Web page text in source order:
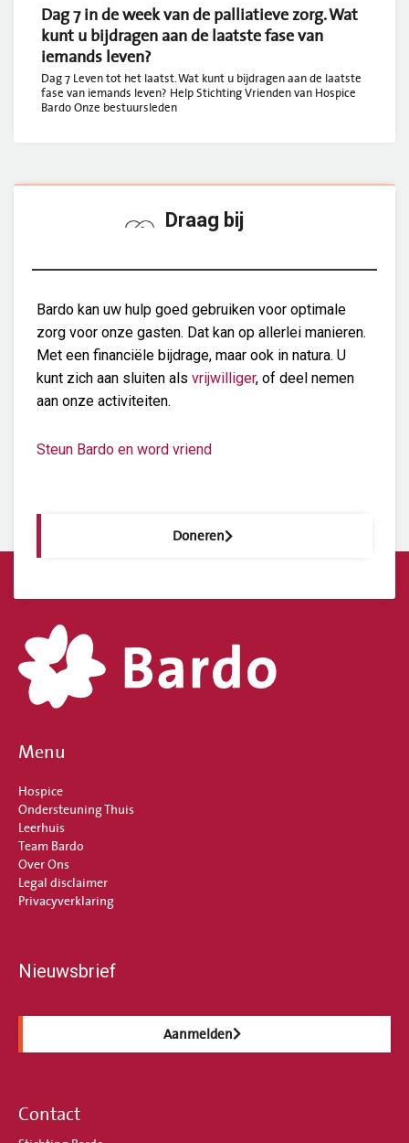
Dag 7 in de week van de palliatieve zorg. Wat
kunt u bijdragen aan de laatste fase van
iemands leven?
Dag 7 Leven tot het laatst. Wat kunt u bijdragen aan de laatste
fase van iemands leven? Help Stichting Vrienden van Hospice
Bardo Onze bestuursleden
Draag bij
Bardo kan uw hulp goed gebruiken voor optimale
zorg voor onze gasten. Dat kan op allerlei manieren.
Met een financiële bijdrage, maar ook in natura. U
kunt zich aan sluiten als vrijwilliger, of deel nemen
aan onze activiteiten.
Steun Bardo en word vriend
Doneren
Menu
Hospice
Ondersteuning Thuis
Leerhuis
Team Bardo
Over Ons
Legal disclaimer
Privacyverklaring
Nieuwsbrief
Aanmelden
Contact